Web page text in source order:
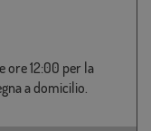
ore 12:00 per la
a domicilio.